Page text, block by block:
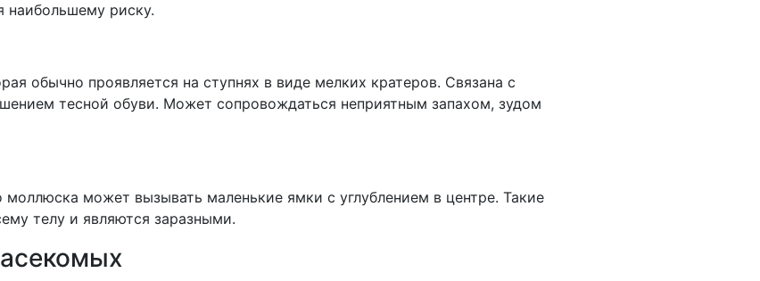
наибольшему риску.
обычно проявляется на ступнях в виде мелких кратеров. Связана с
тесной обуви. Может сопровождаться неприятным запахом, зудом
моллюска может вызывать маленькие ямки с углублением в центре. Такие
телу и являются заразными.